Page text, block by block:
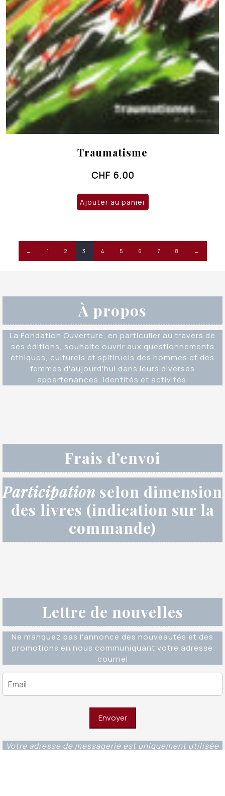
Traumatisme
CHF 6.00
Ajouter au panier
← 1 2 3 4 5 6 7 8 →
À propos
La Fondation Ouverture, en particulier au travers de
ses éditions, souhaite ouvrir aux questionnements
éthiques, culturels et spitiruels des hommes et des
femmes d'aujourd'hui dans leurs diverses
appartenances, identités et activités.
Frais d’envoi
Participation selon dimension
des livres (indication sur la
commande)
Lettre de nouvelles
Ne manquez pas l'annonce des nouveautés et des
promotions en nous communiquant votre adresse
courriel
Votre adresse de messagerie est uniquement utilisée